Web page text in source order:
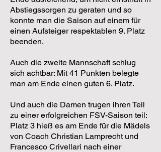
Abstiegssorgen zu geraten und so
konnte man die Saison auf einem für
einen Aufsteiger respektablen 9. Platz
beenden.
Auch die zweite Mannschaft schlug
sich achtbar: Mit 41 Punkten belegte
man am Ende einen guten 6. Platz.
Und auch die Damen trugen ihren Teil
zu einer erfolgreichen FSV-Saison teil:
Platz 3 hieß es am Ende für die Mädels
von Coach Christian Lamprecht und
Francesco Crivellari nach einer